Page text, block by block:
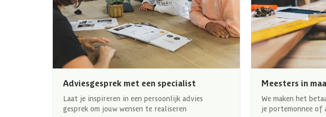
Adviesgesprek met een specialist
Laat je inspireren in een persoonlijk advies
gesprek om jouw wensen te realiseren
Meesters in
We maken het
je portemonnee of